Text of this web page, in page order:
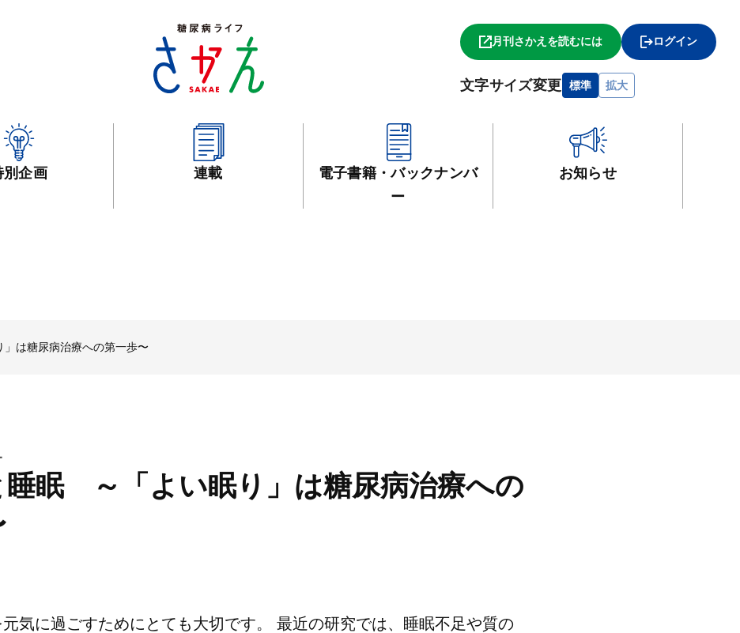
月刊さかえを読むには ログイン
文字サイズ変更 標準 拡大
別企画 連載 電子書籍・バックナンバ
ー
お知らせ
は糖尿病治療への第一歩〜
睡眠 ～「よい眠り」は糖尿病治療への
気に過ごすためにとても大切です。 最近の研究では、睡眠不足や質の